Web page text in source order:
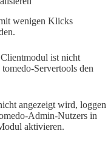
wenigen Klicks
ist nicht
Servertools den
angezeigt wird, loggen
Admin-Nutzers in
aktivieren.